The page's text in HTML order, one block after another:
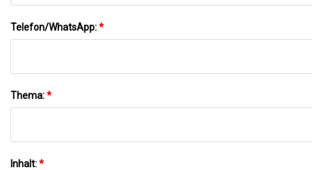
Telefon/WhatsApp:*
Thema:*
Inhalt:*